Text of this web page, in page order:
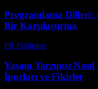
Programlama Dilleri:
Bir Karşılaştırma
PR Publisher-
Yaşam Tarzınızı
İpuçları ve Fikirler